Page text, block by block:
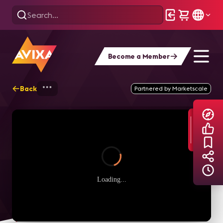
Become a Member
Back AVIXA TV Videos
Partnered by Marketscale
Loading...